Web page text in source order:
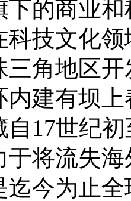
下的商业
科技文化
三角地区
内建有坝
17世纪
于将流失
迄今为止